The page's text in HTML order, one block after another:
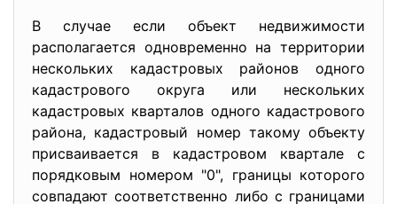
В случае если объект недвижимости
располагается одновременно на территории
нескольких кадастровых районов одного
кадастрового округа или нескольких
кадастровых кварталов одного кадастрового
района, кадастровый номер такому объекту
присваивается в кадастровом квартале с
порядковым номером "0", границы которого
совпадают соответственно либо с границами